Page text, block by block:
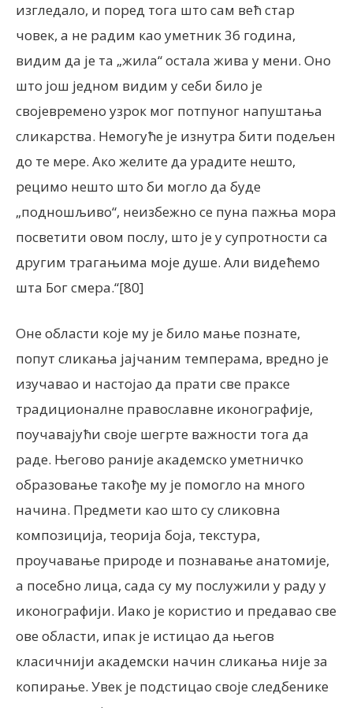
изгледало, и поред тога што сам већ стар
човек, а не радим као уметник 36 година,
видим да је та „жила“ остала жива у мени. Оно
што још једном видим у себи било је
својевремено узрок мог потпуног напуштања
сликарства. Немогуће је изнутра бити подељен
до те мере. Ако желите да урадите нешто,
рецимо нешто што би могло да буде
„подношљиво“, неизбежно се пуна пажња мора
посветити овом послу, што је у супротности са
другим трагањима моје душе. Али видећемо
шта Бог смера.“[80]
Оне области које му је било мање познате,
попут сликања јајчаним темперама, вредно је
изучавао и настојао да прати све праксе
традиционалне православне иконографије,
поучавајући своје шегрте важности тога да
раде. Његово раније академско уметничко
образовање такође му је помогло на много
начина. Предмети као што су сликовна
композиција, теорија боја, текстура,
проучавање природе и познавање анатомије,
а посебно лица, сада су му послужили у раду у
иконографији. Иако је користио и предавао све
ове области, ипак је истицао да његов
класичнији академски начин сликања није за
копирање. Увек је подстицао своје следбенике